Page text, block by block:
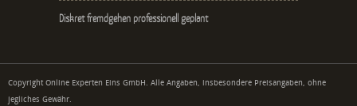
Diskret fremdgehen professionell geplant
Copyright Online Experten Eins GmbH. Alle Angaben, insbesondere Preisangaben, ohne
jegliches Gewähr.